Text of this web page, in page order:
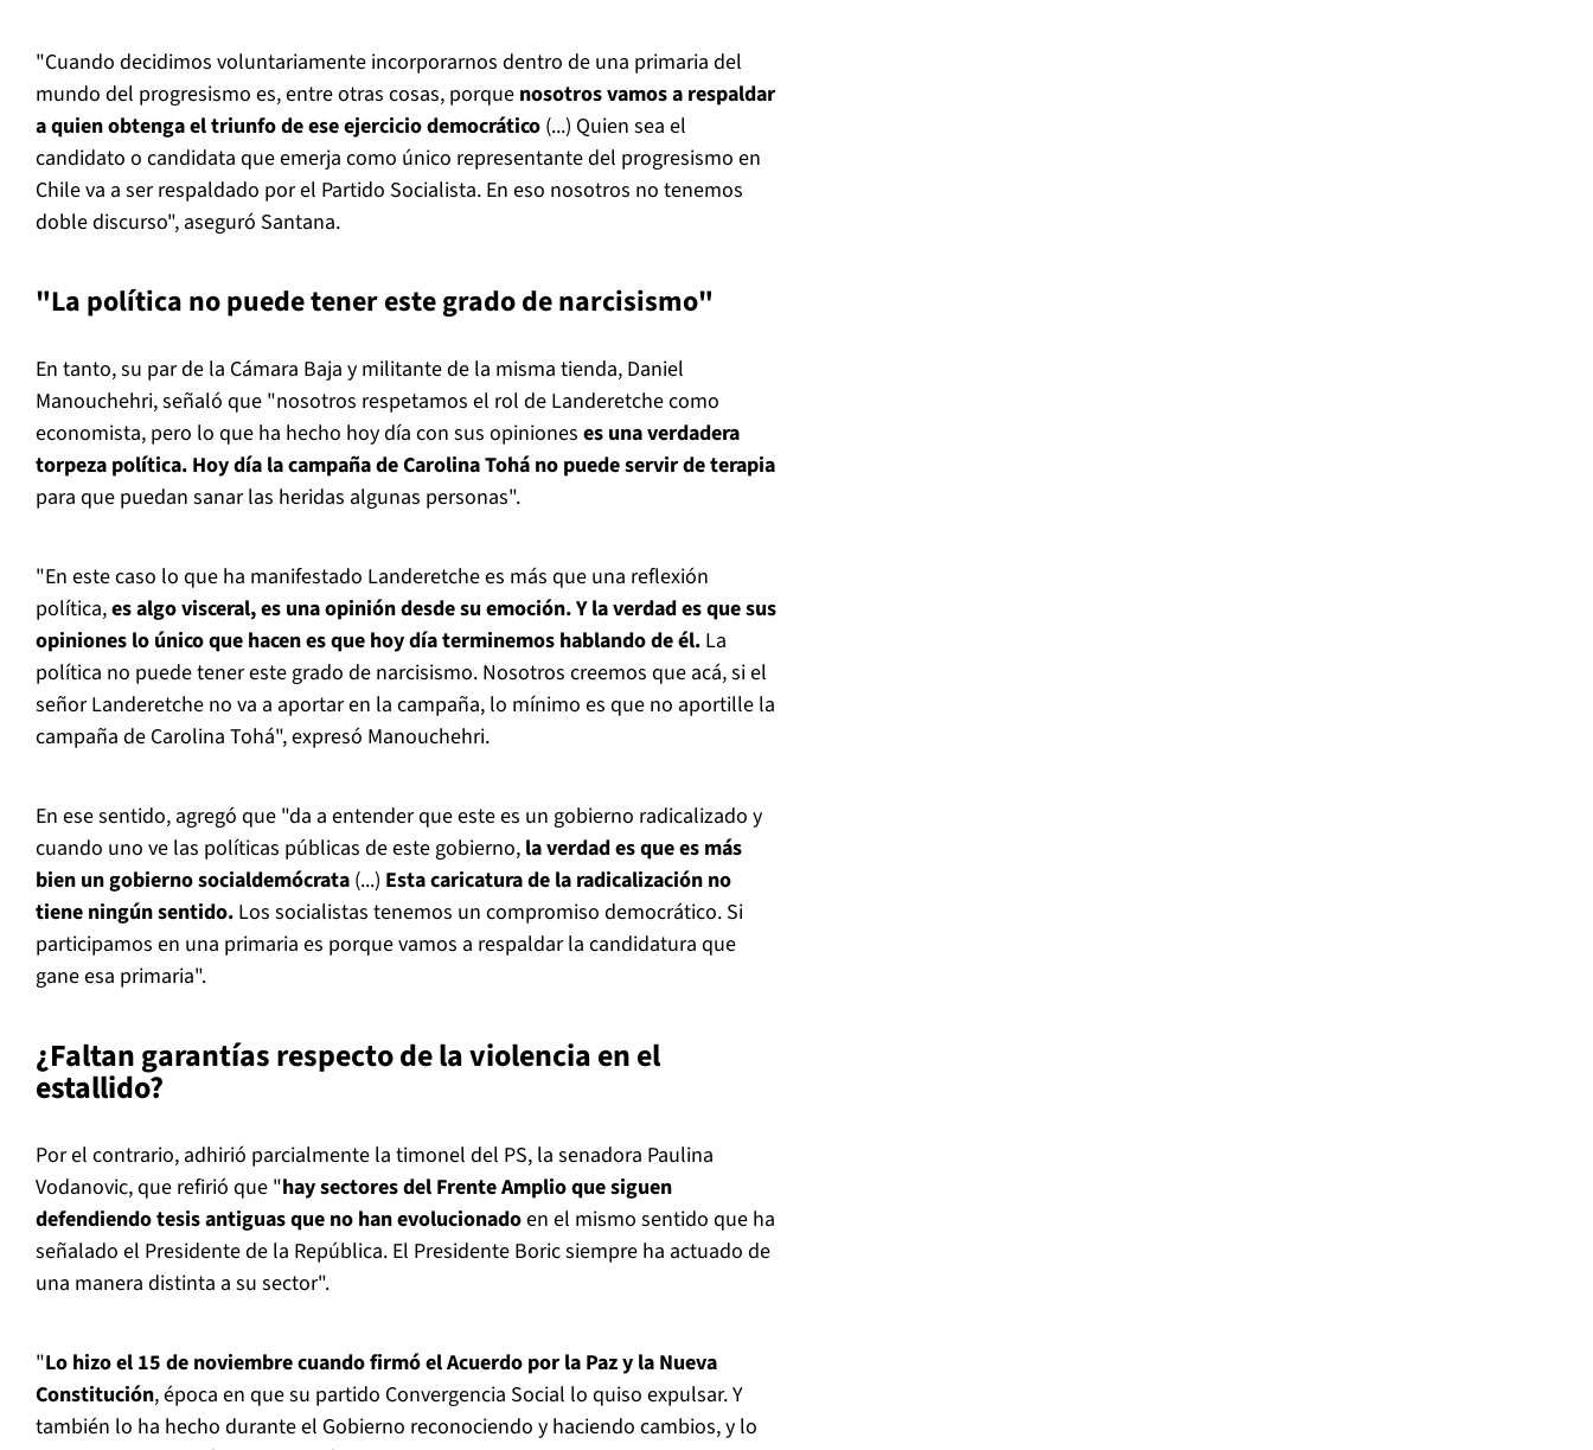
"Cuando decidimos voluntariamente incorporarnos dentro de una primaria del
mundo del progresismo es, entre otras cosas, porque nosotros vamos a respaldar
a quien obtenga el triunfo de ese ejercicio democrático (...) Quien sea el
candidato o candidata que emerja como único representante del progresismo en
Chile va a ser respaldado por el Partido Socialista. En eso nosotros no tenemos
doble discurso", aseguró Santana.
"La política no puede tener este grado de narcisismo"
En tanto, su par de la Cámara Baja y militante de la misma tienda, Daniel
Manouchehri, señaló que "nosotros respetamos el rol de Landeretche como
economista, pero lo que ha hecho hoy día con sus opiniones es una verdadera
torpeza política. Hoy día la campaña de Carolina Tohá no puede servir de terapia
para que puedan sanar las heridas algunas personas".
"En este caso lo que ha manifestado Landeretche es más que una reflexión
política,es algo visceral, es una opinión desde su emoción. Y la verdad es que sus
opiniones lo único que hacen es que hoy día terminemos hablando de él. La
política no puede tener este grado de narcisismo. Nosotros creemos que acá, si el
señor Landeretche no va a aportar en la campaña, lo mínimo es que no aportille la
campaña de Carolina Tohá", expresó Manouchehri.
En ese sentido, agregó que "da a entender que este es un gobierno radicalizado y
cuando uno ve las políticas públicas de este gobierno, la verdad es que es más
bien un gobierno socialdemócrata (...) Esta caricatura de la radicalización no
tiene ningún sentido. Los socialistas tenemos un compromiso democrático. Si
participamos en una primaria es porque vamos a respaldar la candidatura que
gane esa primaria".
¿Faltan garantías respecto de la violencia en el
estallido?
Por el contrario, adhirió parcialmente la timonel del PS, la senadora Paulina
Vodanovic, que refirió que "hay sectores del Frente Amplio que siguen
defendiendo tesis antiguas que no han evolucionadoen el mismo sentido que ha
señalado el Presidente de la República. El Presidente Boric siempre ha actuado de
una manera distinta a su sector".
"Lo hizo el 15 de noviembre cuando firmó el Acuerdo por la Paz y la Nueva
Constitución, época en que su partido Convergencia Social lo quiso expulsar. Y
también lo ha hecho durante el Gobierno reconociendo y haciendo cambios, y lo